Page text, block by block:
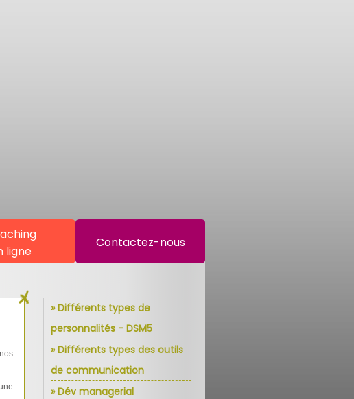
ligne
Contactez-nous
» Différents types de
personnalités - DSM5
» Différents types des outils
de communication
» Dév managerial